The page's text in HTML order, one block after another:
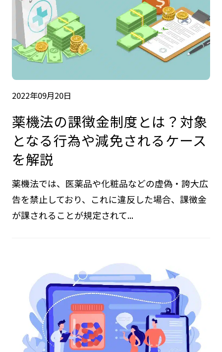
2022年09月20日
薬機法の課徴金制度とは？対象
となる行為や減免されるケース
を解説
薬機法では、医薬品や化粧品などの虚偽・誇大広
告を禁止しており、これに違反した場合、課徴金
が課されることが規定されて...